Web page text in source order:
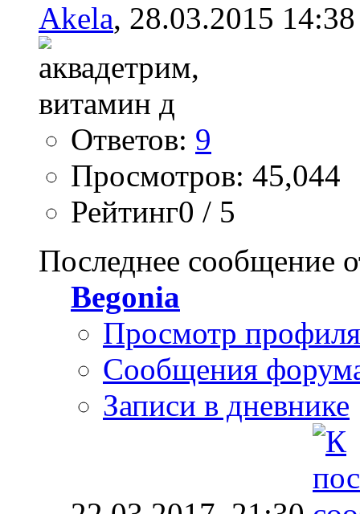
Akela, 28.03.2015 14:38
Ответов: 9
Просмотров: 45,044
Рейтинг0 / 5
Последнее сообщение
Begonia
Просмотр профиля
Сообщения
Записи в дневнике